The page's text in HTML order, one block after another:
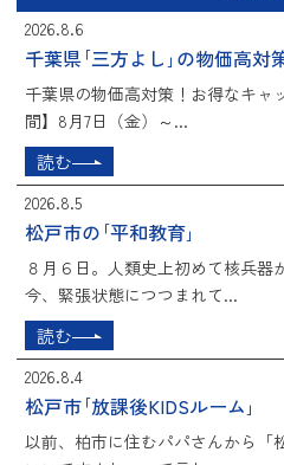
2026.8.6
千葉県｢三方よし｣の物価高対
千葉県の物価高対策！お得なキャ
間】8月7日（金）～...
読む
2026.8.5
松戸市の｢平和教育｣
８月６日。人類史上初めて核兵器
今、緊張状態につつまれて...
読む
2026.8.4
松戸市｢放課後KIDSルーム｣
以前、柏市に住むパパさんから「